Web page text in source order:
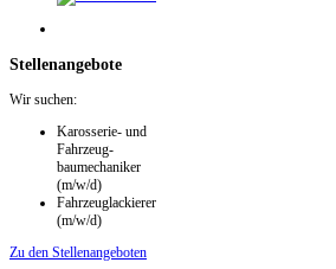
Stellenangebote
Wir suchen:
Karosserie- und
Fahrzeug­
baumechaniker
(m/w/d)
Fahrzeuglackierer
(m/w/d)
Zu den Stellenangeboten